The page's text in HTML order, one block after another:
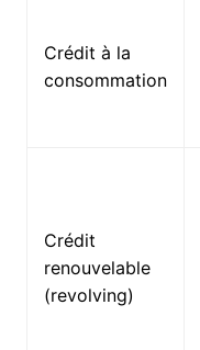
Crédit à la
consommation
Crédit
renouvelable
(revolving)